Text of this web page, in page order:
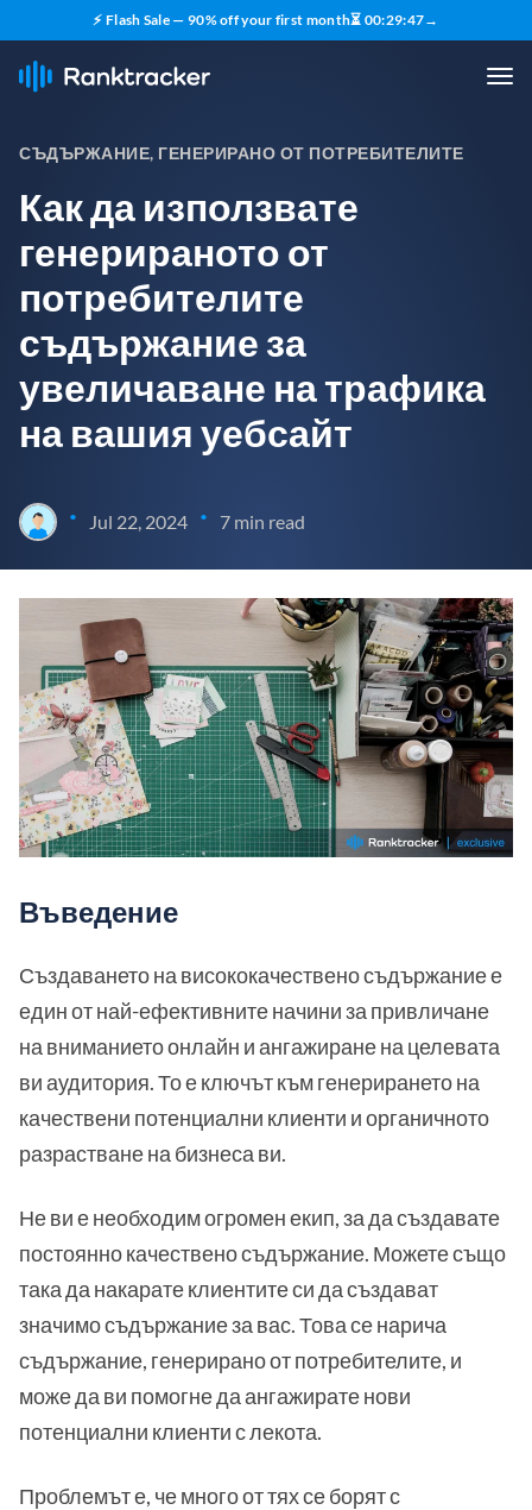
⚡ Flash Sale — 90% off your first month⏳ 00:29:46→
СЪДЪРЖАНИЕ, ГЕНЕРИРАНО ОТ ПОТРЕБИТЕЛИТЕ
Как да използвате
генерираното от
потребителите
съдържание за
увеличаване на трафика
на вашия уебсайт
• Jul 22, 2024 • 7 min read
Въведение
Създаването на висококачествено съдържание е
един от най-ефективните начини за привличане
на вниманието онлайн и ангажиране на целевата
ви аудитория. То е ключът към генерирането на
качествени потенциални клиенти и органичното
разрастване на бизнеса ви.
Не ви е необходим огромен екип, за да създавате
постоянно качествено съдържание. Можете също
така да накарате клиентите си да създават
значимо съдържание за вас. Това се нарича
съдържание, генерирано от потребителите, и
може да ви помогне да ангажирате нови
потенциални клиенти с лекота.
Проблемът е, че много от тях се борят с